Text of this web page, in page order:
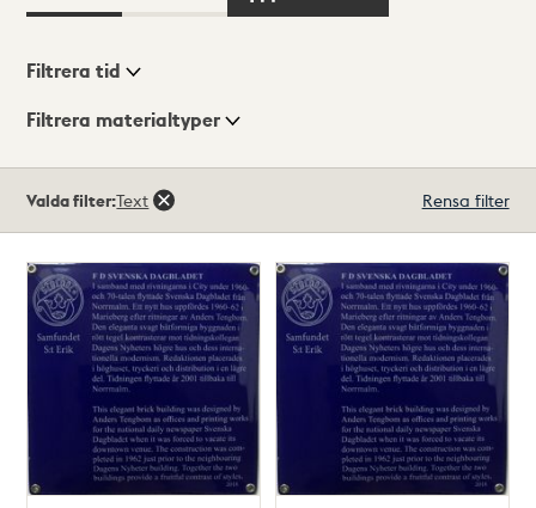
Visningsläge
Filtrera tid
Filtrera materialtyper
träffar
Valda filter:Text Rensa filter